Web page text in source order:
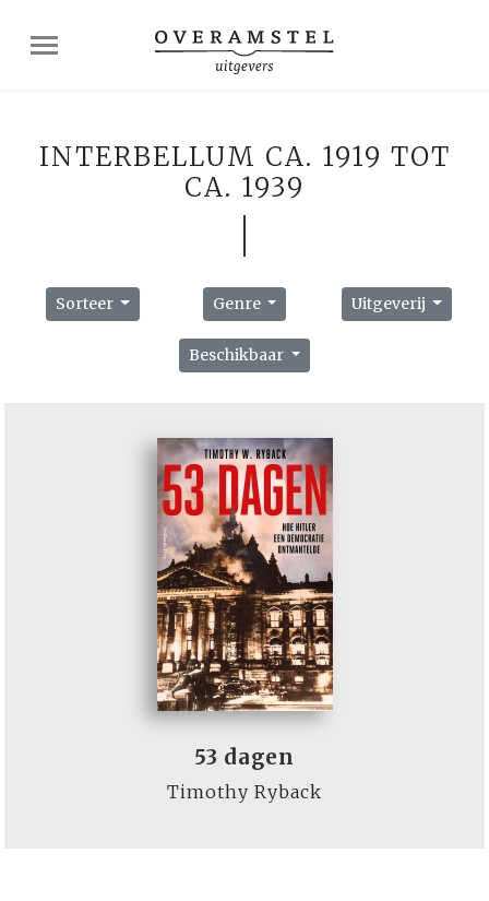
INTERBELLUM CA. 1919 TOT
CA. 1939
Sorteer Genre Uitgeverij
Beschikbaar
53 dagen
Timothy Ryback